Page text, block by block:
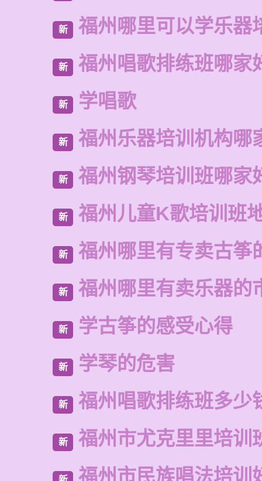
新 福州哪里可以学乐器
新 福州唱歌排练班哪家
新 学唱歌
新 福州乐器培训机构哪
新 福州钢琴培训班哪家
新 福州儿童K歌培训班
新 福州哪里有专卖古筝
新 福州哪里有卖乐器的
新 学古筝的感受心得
新 学琴的危害
新 福州唱歌排练班多少
新 福州市尤克里里培训
福州市民族唱法培训